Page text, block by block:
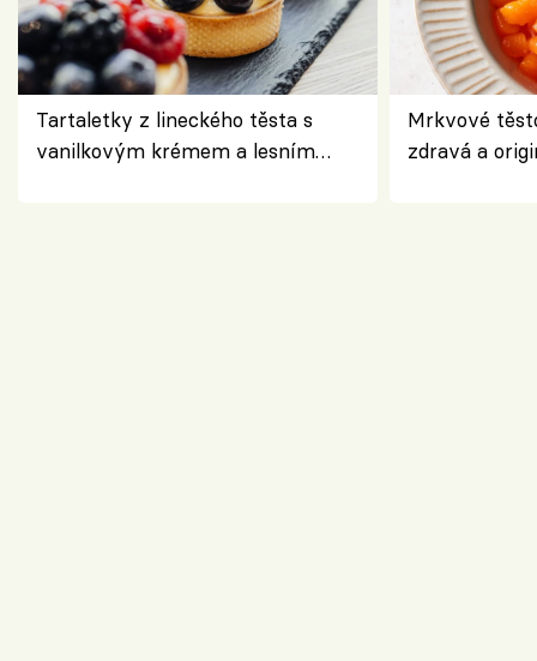
Tartaletky z lineckého těsta s
vanilkovým krémem a lesním
Mrkvové
zdravá a